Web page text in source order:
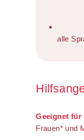
alle
Geeignet für
Frauen* und